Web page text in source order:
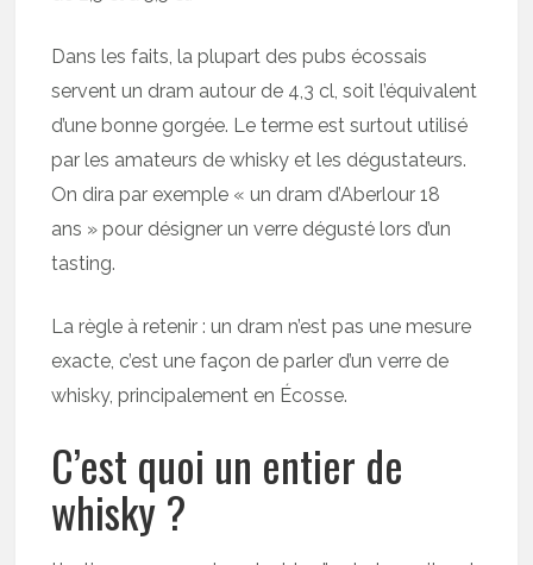
Dans les faits, la plupart des pubs écossais
servent un dram autour de 4,3 cl, soit l’équivalent
d’une bonne gorgée. Le terme est surtout utilisé
par les amateurs de whisky et les dégustateurs.
On dira par exemple « un dram d’Aberlour 18
ans » pour désigner un verre dégusté lors d’un
tasting.
La règle à retenir : un dram n’est pas une mesure
exacte, c’est une façon de parler d’un verre de
whisky, principalement en Écosse.
C’est quoi un entier de
whisky ?